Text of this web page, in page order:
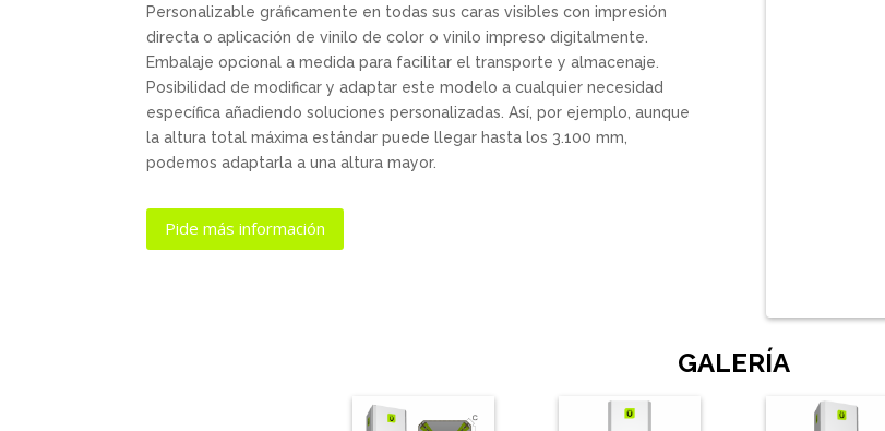
Personalizable gráficamente en todas sus caras visibles con impresión
directa o aplicación de vinilo de color o vinilo impreso digitalmente.
Embalaje opcional a medida para facilitar el transporte y almacenaje.
Posibilidad de modificar y adaptar este modelo a cualquier necesidad
específica añadiendo soluciones personalizadas. Así, por ejemplo, aunque
la altura total máxima estándar puede llegar hasta los 3.100 mm,
podemos adaptarla a una altura mayor.
Pide más información
GALERÍA